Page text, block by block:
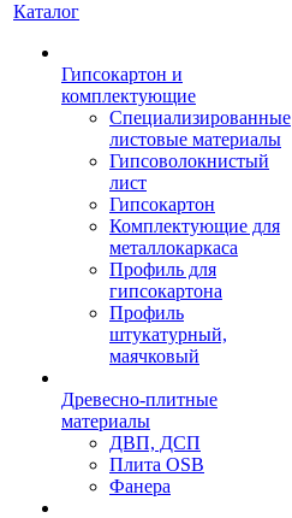
Каталог
Гипсокартон и
комплектующие
Специализированные
листовые материалы
Гипсоволокнистый
лист
Гипсокартон
Комплектующие для
металлокаркаса
Профиль для
гипсокартона
Профиль
штукатурный,
маячковый
Древесно-плитные
материалы
ДВП, ДСП
Плита OSB
Фанера